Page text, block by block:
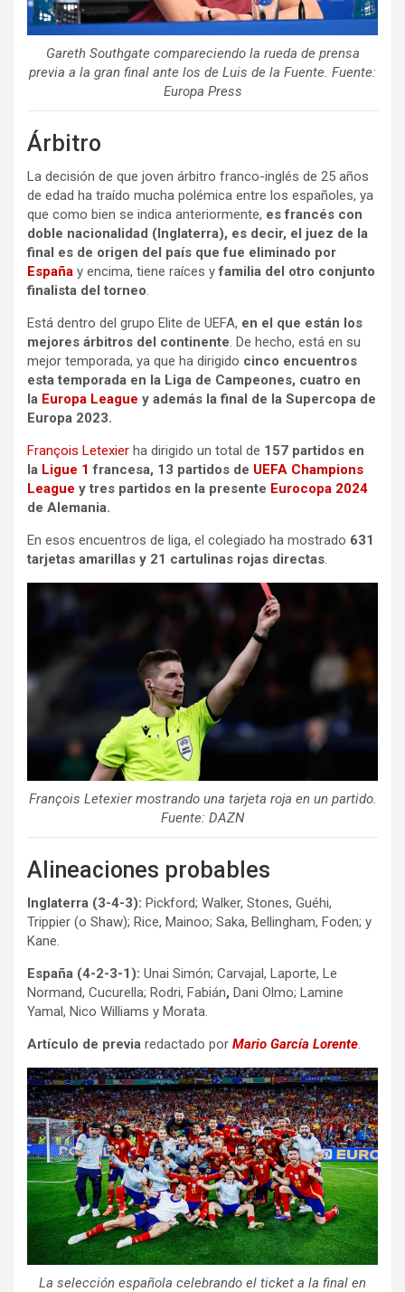
Gareth Southgate compareciendo la rueda de prensa
previa a la gran final ante los de Luis de la Fuente. Fuente:
Europa Press
Árbitro
La decisión de que joven árbitro franco-inglés de 25 años
de edad ha traído mucha polémica entre los españoles, ya
que como bien se indica anteriormente, es francés con
doble nacionalidad (Inglaterra), es decir, el juez de la
final es de origen del país que fue eliminado por
España y encima, tiene raíces yfamilia del otro conjunto
finalista del torneo.
Está dentro del grupo Elite de UEFA, en el que están los
mejores árbitros del continente. De hecho, está en su
mejor temporada, ya que ha dirigido cinco encuentros
esta temporada en la Liga de Campeones, cuatro en
la Europa League y además la final de la Supercopa de
Europa 2023.
François Letexier ha dirigido un total de 157 partidos en
la Ligue 1 francesa, 13 partidos de UEFA Champions
League y tres partidos en la presente Eurocopa 2024
de Alemania.
En esos encuentros de liga, el colegiado ha mostrado 631
tarjetas amarillas y 21 cartulinas rojas directas.
François Letexier mostrando una tarjeta roja en un partido.
Fuente: DAZN
Alineaciones probables
Inglaterra (3-4-3): Pickford; Walker, Stones, Guéhi,
Trippier (o Shaw); Rice, Mainoo; Saka, Bellingham, Foden; y
Kane.
España (4-2-3-1): Unai Simón; Carvajal, Laporte, Le
Normand, Cucurella; Rodri, Fabián, Dani Olmo; Lamine
Yamal, Nico Williams y Morata.
Artículo de previa redactado por Mario García Lorente.
La selección española celebrando el ticket a la final en